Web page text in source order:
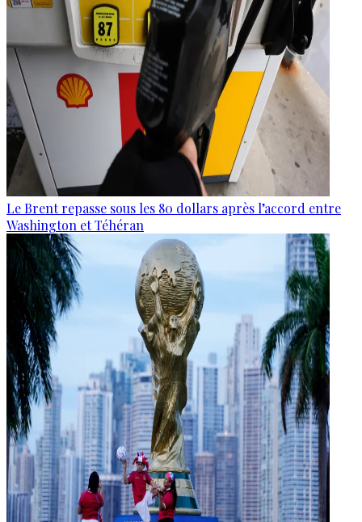
Le Brent repasse sous les 80 dollars après l’accord entre
Washington et Téhéran